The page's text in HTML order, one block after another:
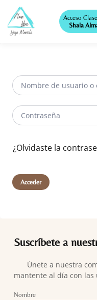
Acceso
Shala
¿Olvidaste la
Acceder
Suscríbete a
Únete a nuestra
mantente al día con las
Nombre